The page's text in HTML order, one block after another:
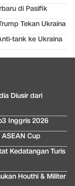
di Pasifik
Tekan Ukraina
tank ke Ukraina
Diusir dari
Inggris 2026
ASEAN Cup
Kedatangan Turis
Houthi & Militer